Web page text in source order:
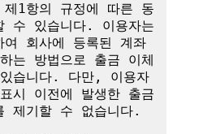
제1항의 규정에 따른 동
수 있습니다. 이용자는
여 회사에 등록된 계좌
는 방법으로 출금 이체
습니다. 다만, 이용자
시 이전에 발생한 출금
제기할 수 없습니다.